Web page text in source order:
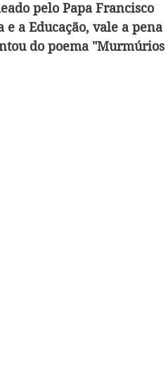
pelo Papa Francisco
a Educação, vale a pena
do poema "Murmúrios